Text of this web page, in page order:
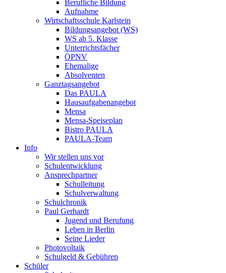
Berufliche Bildung
Aufnahme
Wirtschaftsschule Karlstein
Bildungsangebot (WS)
WS ab 5. Klasse
Unterrichtsfächer
ÖPNV
Ehemalige
Absolventen
Ganztagsangebot
Das PAULA
Hausaufgabenangebot
Mensa
Mensa-Speiseplan
Bistro PAULA
PAULA-Team
Info
Wir stellen uns vor
Schulentwicklung
Ansprechpartner
Schulleitung
Schulverwaltung
Schulchronik
Paul Gerhardt
Jugend und Berufung
Leben in Berlin
Seine Lieder
Photovoltaik
Schulgeld & Gebühren
Schüler